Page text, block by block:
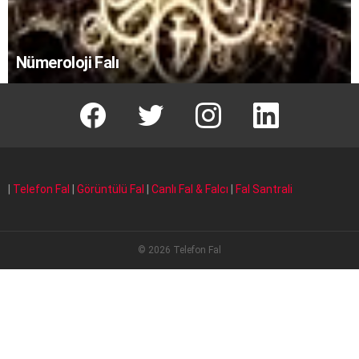
Nümeroloji Falı
facebook T instagram Linkedin Fal
Telefon Fal Görüntülü Fal Canlı Fal & Falcı Fal Santrali
© 2026 Telefon Fal